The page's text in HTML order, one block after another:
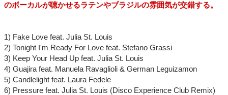
のボーカルが聴かせるラテンやブラジルの雰囲気が交錯する。
1) Fake Love feat. Julia St. Louis
2) Tonight I'm Ready For Love feat. Stefano Grassi
3) Keep Your Head Up feat. Julia St. Louis
4) Guajira feat. Manuela Ravaglioli & German Leguizamon
5) Candlelight feat. Laura Fedele
6) Pressure feat. Julia St. Louis (Disco Experience Club Remix)